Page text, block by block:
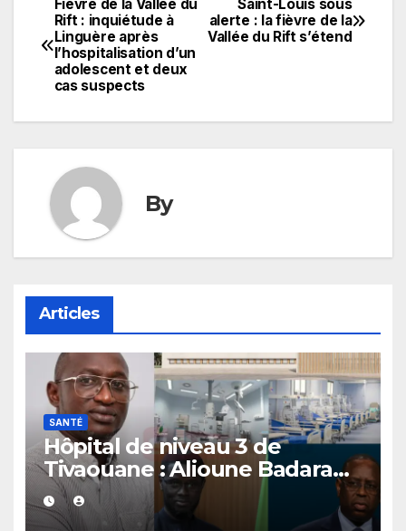
Navigation
de
l’article
Saint-Louis sous
alerte : la fièvre de la
Vallée du Rift s’étend
Fièvre de la Vallée du
Rift : inquiétude à
Linguère après
l’hospitalisation d’un
adolescent et deux
cas suspects
By
Articles
SANTÉ
Hôpital de niveau 3 de
Tivaouane : Alioune Badara
Coulibaly appelle Diomaye
Faye à reconnaître l’héritage